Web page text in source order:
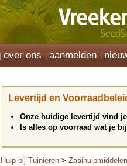
over ons aanmelden
Levertijd en
Onze huidige levertijd vind
Is alles op voorraad wat je
Hulp bij Tuinieren > Zaaihulpmiddelen